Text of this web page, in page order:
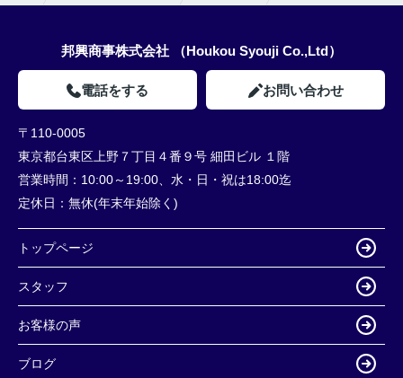
邦興商事株式会社 （Houkou Syouji Co.,Ltd）
電話をする お問い合わせ
〒110-0005
東京都台東区上野７丁目４番９号 細田ビル １階
営業時間： 10:00～19:00、水・日・祝は18:00迄
定休日： 無休(年末年始除く)
トップページ
スタッフ
お客様の声
ブログ